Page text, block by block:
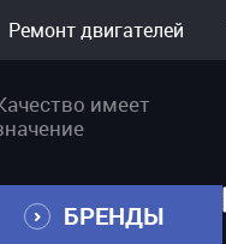
Ремонт двигателей
имеет
БРЕНДЫ